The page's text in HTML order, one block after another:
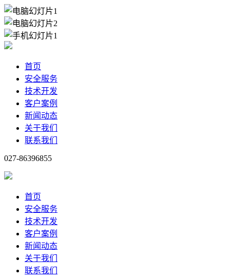
首页
安全服务
技术开发
客户案例
新闻动态
关于我们
联系我们
027-86396855
首页
安全服务
技术开发
客户案例
新闻动态
关于我们
联系我们